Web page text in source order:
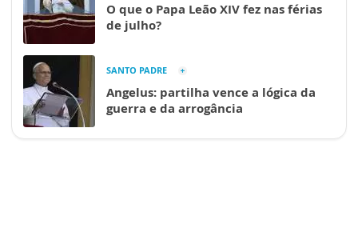
O que o Papa Leão XIV fez nas férias
de julho?
SANTO PADRE
Angelus: partilha vence a lógica da
guerra e da arrogância